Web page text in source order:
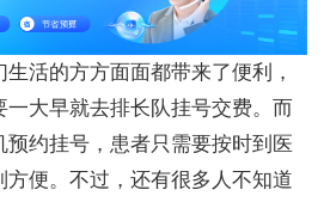
的方方面面都带来了便利，
一大早就去排长队挂号交费。而
约挂号，患者只需要按时到医
方便。不过，还有很多人不知道